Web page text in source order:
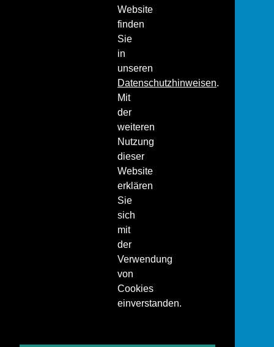
Website
finden
Sie
in
unseren
Datenschutzhinweisen.
Mit
der
weiteren
Nutzung
dieser
Website
erklären
Sie
sich
mit
der
Verwendung
von
Cookies
einverstanden.